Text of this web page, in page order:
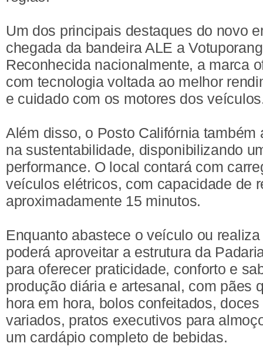
Um dos principais destaques do novo
chegada da bandeira ALE a
Reconhecida nacionalmente, a marca
com tecnologia voltada ao melhor
e cuidado com os motores dos
Além disso, o Posto Califórnia também
na sustentabilidade, disponibilizando
performance. O local contará com
veículos elétricos, com capacidade de
aproximadamente 15 minutos.
Enquanto abastece o veículo ou
poderá aproveitar a estrutura da
para oferecer praticidade, conforto e
produção diária e artesanal, com pães
hora em hora, bolos confeitados,
variados, pratos executivos para
um cardápio completo de bebidas.